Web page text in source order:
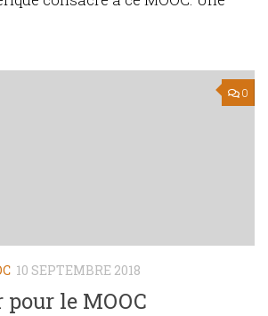
0
10 SEPTEMBRE 2018
le MOOC